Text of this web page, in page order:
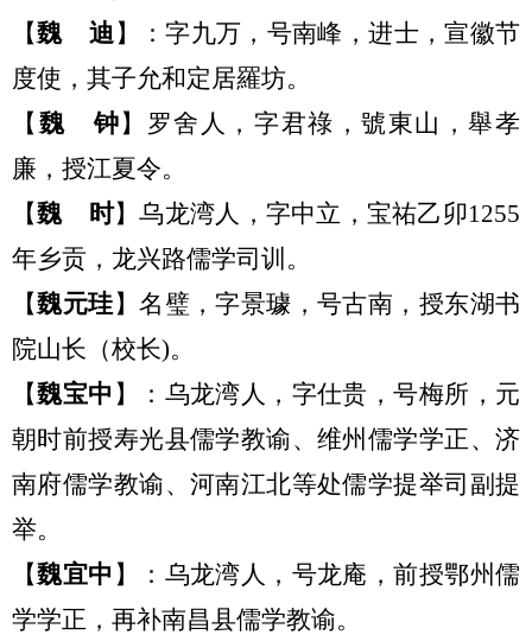
【魏 迪】 ：字九万，号南峰，进士，宣徽节
度使，其子允和定居羅坊。
【 魏 钟】 罗舍人，字君祿，號東山，舉孝
廉，授江夏令。
【魏 时】乌龙湾人 ， 字中立，宝祐乙卯1255
年乡贡，龙兴路儒学司训。
【魏元珪】名璧，字景璩，号古南，授东湖书
院山长 （校长)。
【魏宝中 】：乌龙湾人， 字仕贵，号梅所， 元
朝时前授寿光县儒学教谕、维州儒学学正、济
南府儒学教谕、 河南江北等处儒学提举司副提
举。
【魏宜中 】：乌龙湾人， 号龙庵，前授鄂州儒
学学正，再补南昌县儒学教谕。